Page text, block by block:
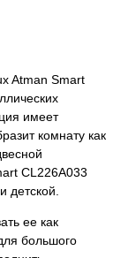
Atman Smart
имеет
комнату как
CL226A033
детской.
ее как
большого